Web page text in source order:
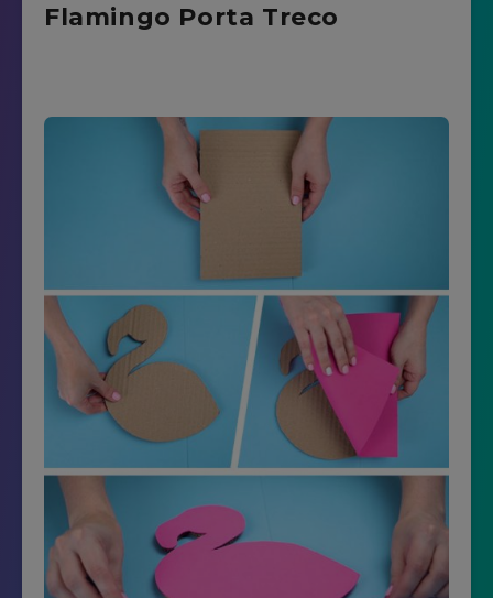
Flamingo Porta Treco